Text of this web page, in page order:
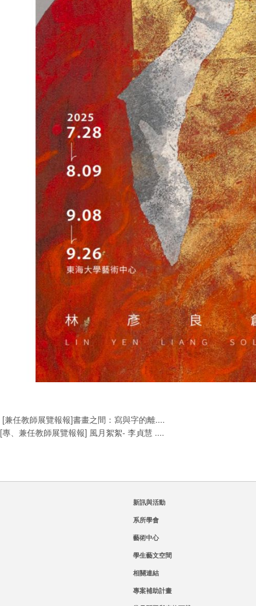
[兼任教師展覽報報]書畫之間：寫與字的離....
[專、兼任教師展覽報報] 風月絮絮- 李貞慧 ....
新訊與活動
系所學會
藝術中心
學生藝文空間
相關連結
專案補助計畫